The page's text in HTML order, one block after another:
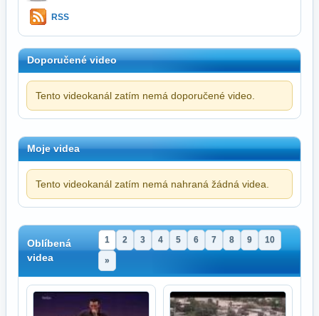
RSS
Doporučené video
Tento videokanál zatím nemá doporučené video.
Moje videa
Tento videokanál zatím nemá nahraná žádná videa.
Oblíbená
videa
1 2 3 4 5 6 7 8 9 10
»